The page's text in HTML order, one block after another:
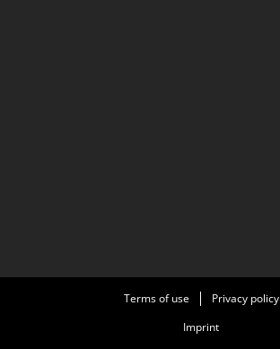
Terms of use
Privacy policy
Imprint